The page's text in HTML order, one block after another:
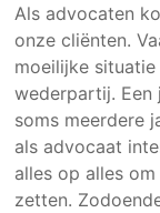
Familierecht
Klachtenregeling
Advocaten die
Algemene
Als advocaten
onze cliënten.
moeilijke
wederpartij. Een
soms meerdere
als advocaat
alles op alles
zetten.